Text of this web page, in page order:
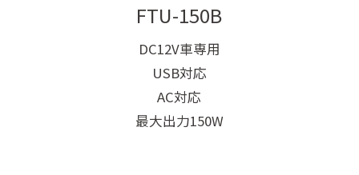
FTU-150B
DC12V車専用
USB対応
AC対応
最大出力150W